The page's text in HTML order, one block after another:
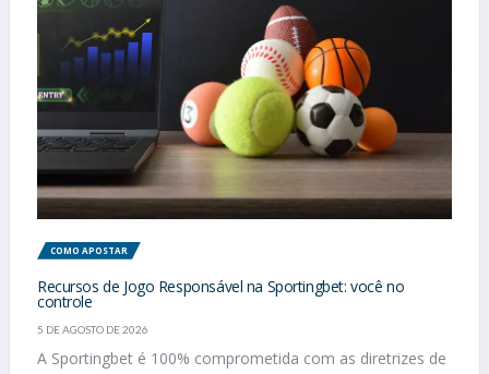
COMO APOSTAR
Recursos de Jogo Responsável na Sportingbet: você no
controle
5 DE AGOSTO DE 2026
A Sportingbet é 100% comprometida com as diretrizes de